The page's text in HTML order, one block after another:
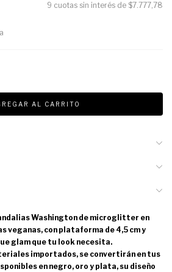
9 cuotas sin interés de $7.777,78
Washington de microglitter en
veganas, con plataforma de 4,5 cm y
glam que tu look necesita.
importados, se convertirán en tus
en negro, oro y plata, su diseño